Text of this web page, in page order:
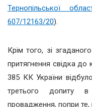
Тернопільської
607/12163/20).
Крім того, зі
притягнення свідка до
385 КК України
третього допиту в
провадження, попри те,